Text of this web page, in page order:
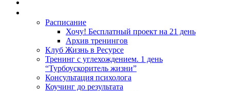
Расписание
Хочу! Бесплатный проект на 21 день
Архив тренингов
Клуб Жизнь в Ресурсе
Тренинг с углехождением. 1 день
“Турбоускоритель жизни”
Консультация психолога
Коучинг до результата